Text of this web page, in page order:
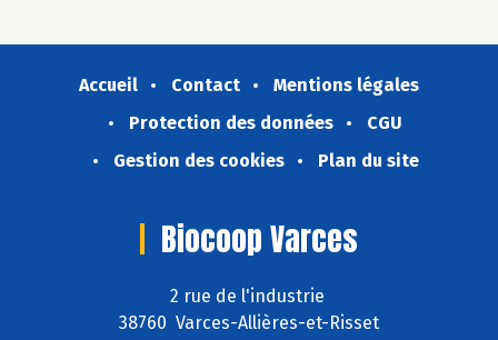
Accueil Contact
Mentions légales
Protection des données
CGU
Gestion des cookies
Plan du site
Biocoop Varces
2 rue de l'industrie
38760 Varces-Allières-et-Risset